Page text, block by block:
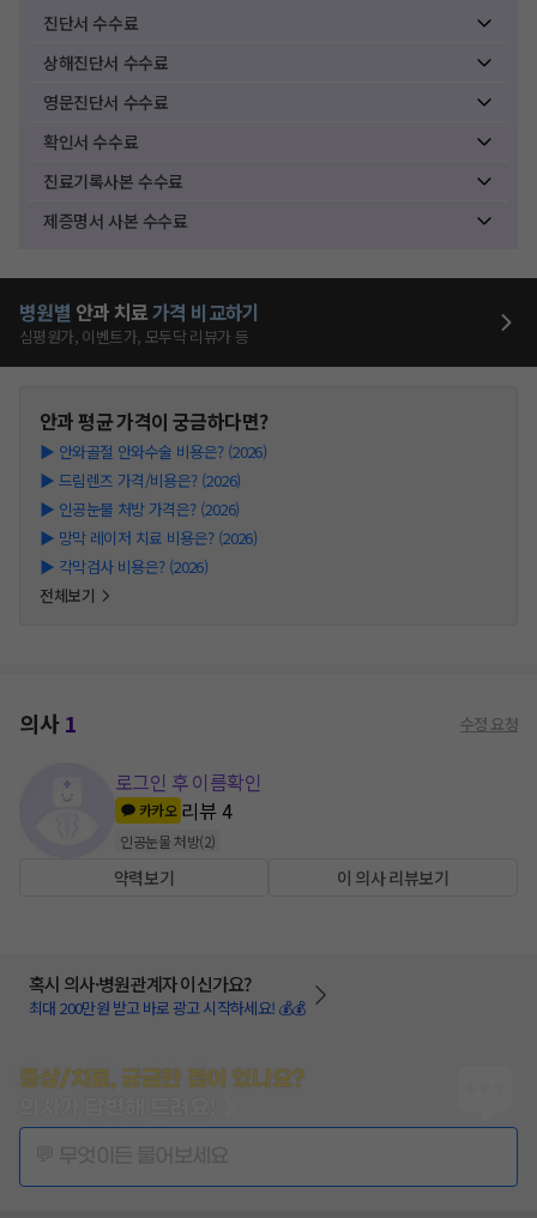
진단서 수수료
상해진단서 수수료
영문진단서 수수료
확인서 수수료
진료기록사본 수수료
제증명서 사본 수수료
병원별 안과 치료가격 비교하기
심평원가, 이벤트가, 모두닥 리뷰가 등
안과평균 가격이 궁금하다면?
▶ 안와골절 안와수술 비용은? (2026)
▶ 드림렌즈 가격/비용은? (2026)
▶ 인공눈물 처방 가격은? (2026)
▶ 망막 레이저 치료 비용은? (2026)
▶ 각막검사 비용은? (2026)
전체보기
의사1 수정 요청
로그인 후 이름확인
카카오 리뷰4
인공눈물 처방(2)
약력보기 이 의사 리뷰보기
혹시 의사·병원관계자 이신가요?
최대 200만원 받고 바로 광고 시작하세요! 💰💰
증상/치료, 궁금한 점이 있나요?